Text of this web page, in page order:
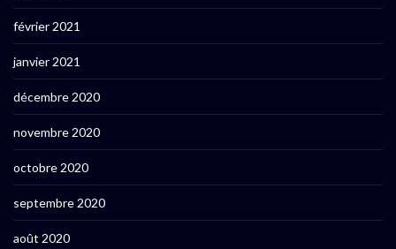
février 2021
janvier 2021
décembre 2020
novembre 2020
octobre 2020
septembre 2020
août 2020